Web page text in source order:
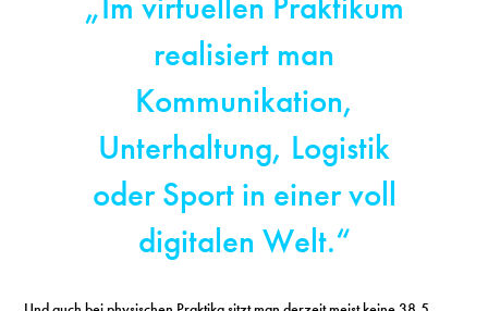
realisiert man
Kommunikation,
Unterhaltung, Logistik
oder Sport in einer voll
digitalen Welt.“